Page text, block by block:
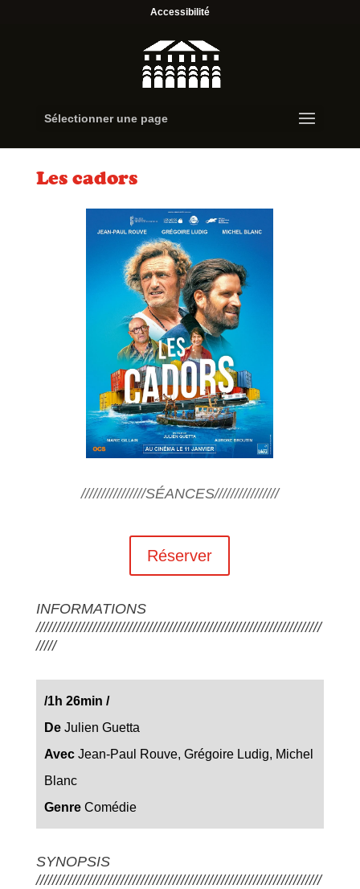
Accessibilité
Sélectionner une page
Les cadors
////////////////SÉANCES////////////////
Réserver
INFORMATIONS
///////////////////////////////////////////////////////////////////////
/////
/1h 26min /
DeJulien Guetta
Avec Jean-Paul Rouve, Grégoire Ludig, Michel
Blanc
Genre Comédie
SYNOPSIS
///////////////////////////////////////////////////////////////////////